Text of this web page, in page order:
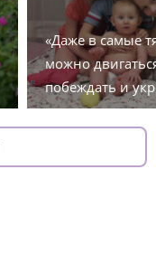
«Даже в самые
можно
побеждать и